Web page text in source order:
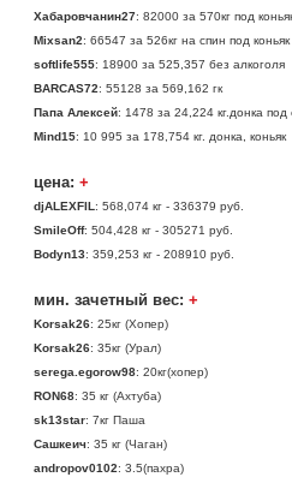
Хабаровчанин27: 82000 за 570кг под
Mixsan2: 66547 за 526кг на спин под коньяк
softlife555: 18900 за 525,357 без алкоголя
BARCAS72: 55128 за 569,162 гк
Папа Алексей: 1478 за 24,224 кг.донка под
Mind15: 10 995 за 178,754 кг. донка, коньяк
цена: +
djALEXFIL : 568,074 кг - 336379 руб.
SmileOff: 504,428 кг - 305271 руб.
Bodyn13: 359,253 кг - 208910 руб.
мин. зачетный вес: +
Korsak26: 25кг (Хопер)
Korsak26: 35кг (Урал)
serega.egorow98: 20кг(хопер)
RON68: 35 кг (Ахтуба)
sk13star: 7кг Паша
Сашкеич: 35 кг (Чаган)
andropov0102: 3.5(пахра)